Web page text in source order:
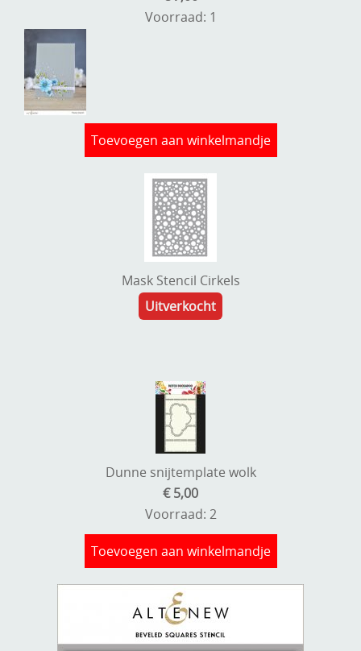
Voorraad: 1
Toevoegen aan winkelmandje
Mask Stencil Cirkels
Uitverkocht
Dunne snijtemplate wolk
€ 5,00
Voorraad: 2
Toevoegen aan winkelmandje